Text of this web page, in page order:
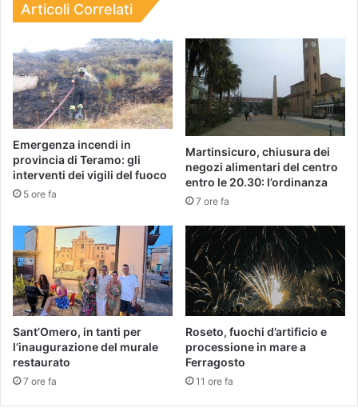
Articoli Correlati
Emergenza incendi in
provincia di Teramo: gli
interventi dei vigili del fuoco
5 ore fa
Martinsicuro, chiusura dei
negozi alimentari del centro
entro le 20.30: l’ordinanza
7 ore fa
Sant’Omero, in tanti per
l’inaugurazione del murale
restaurato
7 ore fa
Roseto, fuochi d’artificio e
processione in mare a
Ferragosto
11 ore fa